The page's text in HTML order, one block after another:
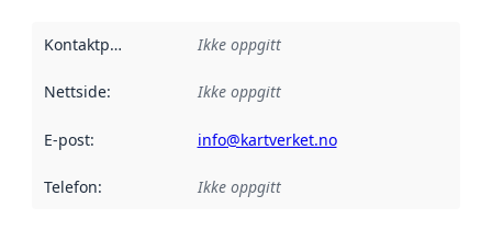
Kontaktpunkt Ikke oppgitt
Nettside: Ikke oppgitt
E-post: info@kartverket.no
Telefon: Ikke oppgitt